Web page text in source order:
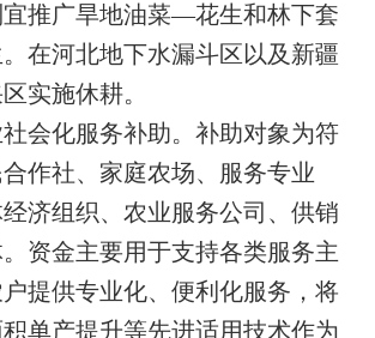
推广旱地油菜—花生和林下套
在河北地下水漏斗区以及新疆
实施休耕。
化服务补助。补助对象为符
作社、家庭农场、服务专业
济组织、农业服务公司、供销
资金主要用于支持各类服务主
提供专业化、便利化服务，将
单产提升等先进适用技术作为